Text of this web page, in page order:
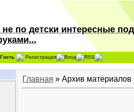
по детски интересные
Гость Регистрация Вход RSS
Главная » Архив материалов